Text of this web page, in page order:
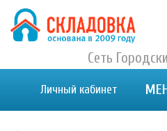
Хранение вещей в Москве
Хранение вещей в Москве и МО.
Сеть
Личный кабинет